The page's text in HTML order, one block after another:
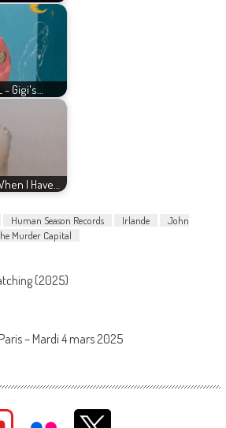
- Gigi's…
I Have…
Human Season Records Irlande
John
Murder Capital
(2025)
– Mardi 4 mars 2025